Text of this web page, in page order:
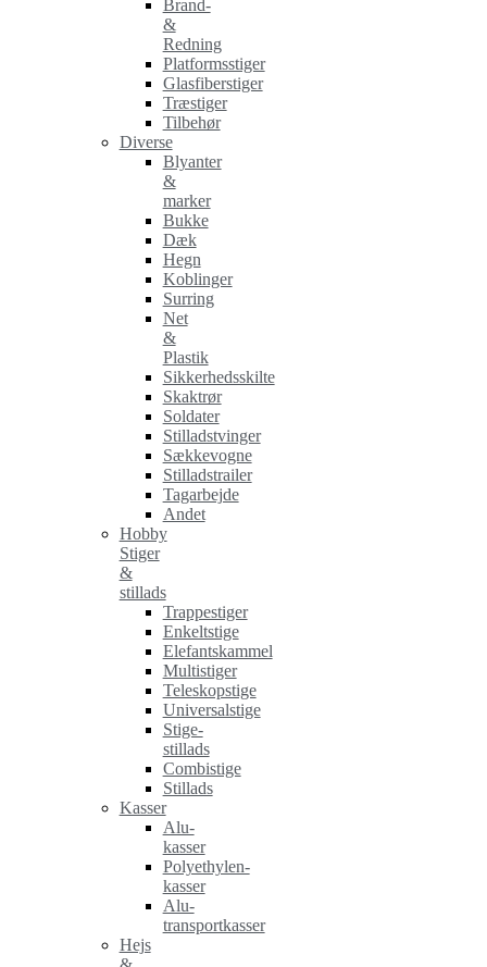
Brand-
&
Redning
Platformsstiger
Glasfiberstiger
Træstiger
Tilbehør
Diverse
Blyanter
&
marker
Bukke
Dæk
Hegn
Koblinger
Surring
Net
&
Plastik
Sikkerhedsskilte
Skaktrør
Soldater
Stilladstvinger
Sækkevogne
Stilladstrailer
Tagarbejde
Andet
Hobby
Stiger
&
stillads
Trappestiger
Enkeltstige
Elefantskammel
Multistiger
Teleskopstige
Universalstige
Stige-
stillads
Combistige
Stillads
Kasser
Alu-
kasser
Polyethylen-
kasser
Alu-
transportkasser
Hejs